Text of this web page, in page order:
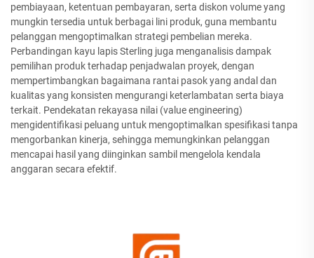
pembiayaan, ketentuan pembayaran, serta diskon volume yang
mungkin tersedia untuk berbagai lini produk, guna membantu
pelanggan mengoptimalkan strategi pembelian mereka.
Perbandingan kayu lapis Sterling juga menganalisis dampak
pemilihan produk terhadap penjadwalan proyek, dengan
mempertimbangkan bagaimana rantai pasok yang andal dan
kualitas yang konsisten mengurangi keterlambatan serta biaya
terkait. Pendekatan rekayasa nilai (value engineering)
mengidentifikasi peluang untuk mengoptimalkan spesifikasi tanpa
mengorbankan kinerja, sehingga memungkinkan pelanggan
mencapai hasil yang diinginkan sambil mengelola kendala
anggaran secara efektif.